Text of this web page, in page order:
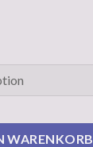
damen Menge
WARENKORB